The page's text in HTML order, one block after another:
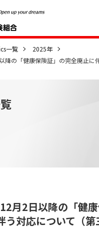
一覧
2025年
降の「健康保険証」の完全廃止に
月2日以降の「健
う対応について（第